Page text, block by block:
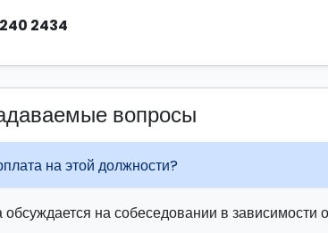
2434
вопросы
на этой должности?
обсуждается на собеседовании в зависимости